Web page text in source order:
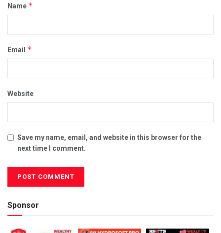
Name *
Email *
Website
Save my name, email, and website in this browser for the
next time I comment.
Sponsor